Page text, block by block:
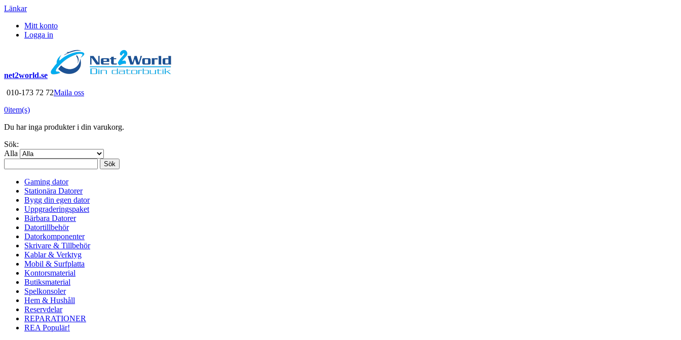
Länkar
Mitt konto
Logga in
net2world.se
010-173 72 72Maila oss
0item(s)
Du har inga produkter i din varukorg.
Sök:
Alla
Sök
Gaming dator
Stationära Datorer
Bygg din egen dator
Uppgraderingspaket
Bärbara Datorer
Datortillbehör
Datorkomponenter
Skrivare & Tillbehör
Kablar & Verktyg
Mobil & Surfplatta
Kontorsmaterial
Butiksmaterial
Spelkonsoler
Hem & Hushåll
Reservdelar
REPARATIONER
REA Populär!